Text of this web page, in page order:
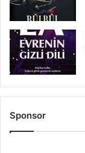
Sponsor